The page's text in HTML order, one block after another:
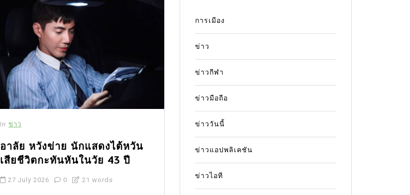
In ข่าว
อาลัย หวังข่าย นักแสดงไต้หวัน
เสียชีวิตกะทันหันในวัย 43 ปี
27 July 2026 0 21 words
In ข่าว
อะไร? สรุปกลไกระเบิดมรณะใน
พื้นที่ปิดแบบเข้าใจง่าย
14 July 2026
การเมือง
ข่าว
ข่าวกีฬา
ข่าวมือถือ
ข่าววันนี้
ข่าวแอปพลิเคชัน
ข่าวไอที